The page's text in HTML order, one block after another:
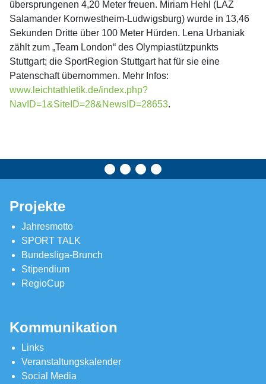
übersprungenen 4,20 Meter freuen. Miriam Hehl (LAZ
Salamander Kornwestheim-Ludwigsburg) wurde in 13,46
Sekunden Dritte über 100 Meter Hürden. Lena Urbaniak
zählt zum „Team London“ des Olympiastützpunkts
Stuttgart; die SportRegion Stuttgart hat für sie eine
Patenschaft übernommen. Mehr Infos:
www.leichtathletik.de/index.php?
NavID=1&SiteID=28&NewsID=28653.
Projekte
Jahresmotto
SPORT TALK
Bundesliga-Brunch
Stipendium
RegioCup
Kommunikation
Links
Veranstaltungskalender
Social Media